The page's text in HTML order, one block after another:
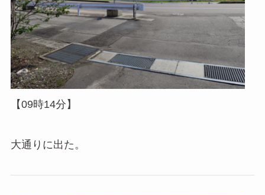
【09時14分】
大通りに出た。